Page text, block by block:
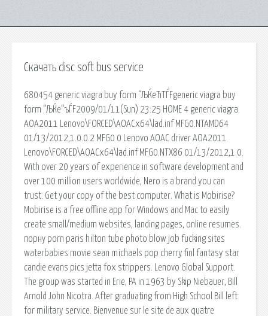
Скачать disc soft bus service
680454 generic viagra buy form “ЉЌeЋТЃFgeneric viagra buy
form “ЉЌe“ъЃF2009/01/11(Sun) 23:25 HOME 4 generic viagra.
AOA2011 Lenovo\FORCED\AOACx64\lad.inf MFG0.NTAMD64
01/13/2012,1.0.0.2 MFG0 0 Lenovo AOAC driver AOA2011
Lenovo\FORCED\AOACx64\lad.inf MFG0.NTX86 01/13/2012,1.0.
With over 20 years of experience in software development and
over 100 million users worldwide, Nero is a brand you can
trust. Get your copy of the best computer. What is Mobirise?
Mobirise is a free offline app for Windows and Mac to easily
create small/medium websites, landing pages, online resumes.
порну porn paris hilton tube photo blow job fucking sites
waterbabies movie sean michaels pop cherry finl fantasy star
candie evans pics jetta fox strippers. Lenovo Global Support.
The group was started in Erie, PA in 1963 by Skip Niebauer, Bill
Arnold John Nicotra. After graduating from High School Bill left
for military service. Bienvenue sur le site de aux quatre